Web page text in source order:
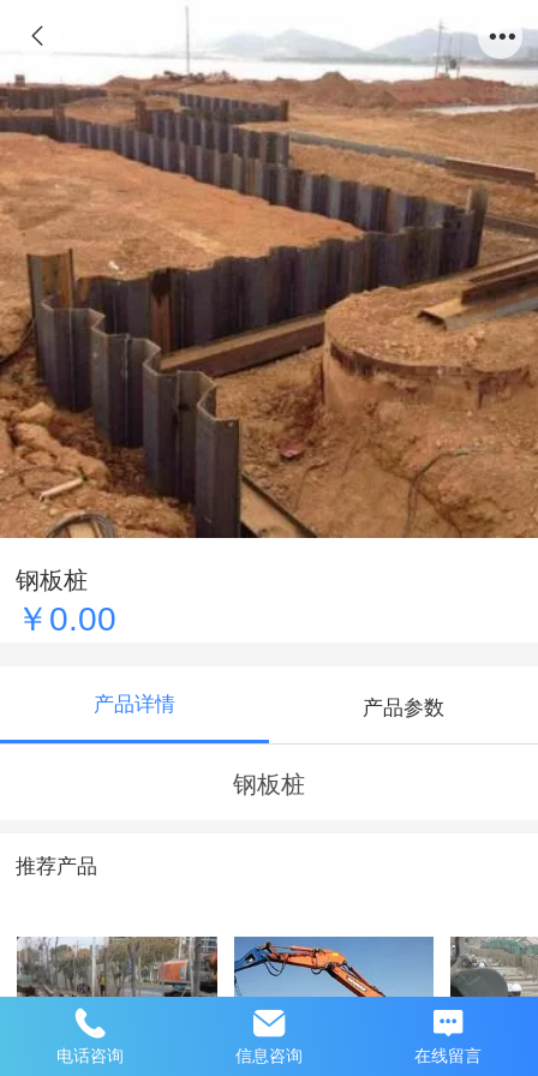
钢板桩
￥0.00
产品详情 产品参数
钢板桩
推荐产品
电话咨询 信息咨询 在线留言